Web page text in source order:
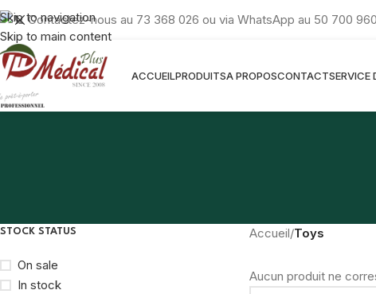
Skip to navigation
Skip to main content
Contactez-nous au 73 368 026 ou via WhatsApp au 50 700
ACCUEILPRODUITSA PROPOSCONTACTSERVICE
STOCK STATUS
On sale
In stock
Accueil/Toys
Aucun produit ne